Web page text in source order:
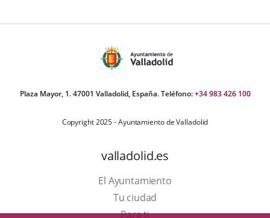
Plaza Mayor, 1. 47001 Valladolid, España. Teléfono:+34 983 426 100
Copyright 2025 - Ayuntamiento de Valladolid
valladolid.es
El Ayuntamiento
Tu ciudad
Para ti